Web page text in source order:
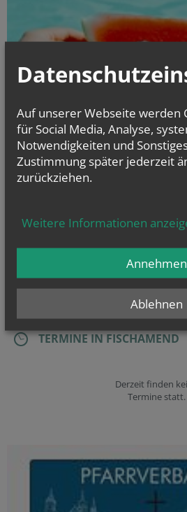
Im Jahreskreis
TERMINE IN FISCHAMEND
Derzeit finden
Termine statt.
Auf unserer Webseite werden
für Social Media, Analyse,
Notwendigkeiten und
Zustimmung später jederzeit
zurückziehen.
Weitere Informationen
Ablehnen
Annehmen